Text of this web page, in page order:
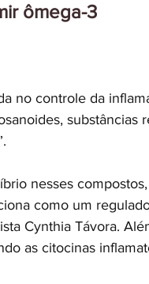
ômega-3
no controle da
substâncias
nesses
como um
Cynthia Távora.
as citocinas